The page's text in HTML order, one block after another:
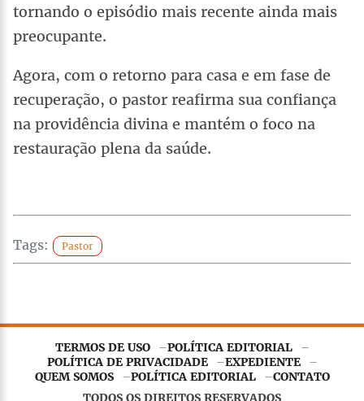
tornando o episódio mais recente ainda mais
preocupante.
Agora, com o retorno para casa e em fase de
recuperação, o pastor reafirma sua confiança
na providência divina e mantém o foco na
restauração plena da saúde.
Tags: Pastor
TERMOS DE USO
POLÍTICA EDITORIAL
POLÍTICA DE PRIVACIDADE
EXPEDIENTE
QUEM SOMOS
POLÍTICA EDITORIAL
CONTATO
TODOS OS DIREITOS RESERVADOS
Este site utilizacookies essenciaispara garantir o
funcionamento adequado. Ao continuar navegando, você